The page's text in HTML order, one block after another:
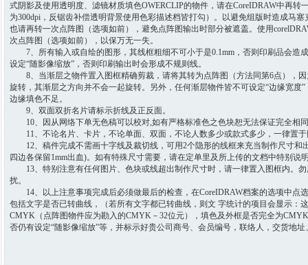
式阴影及使用透明度、滤镜材质填色OWERCLIP的物件，请在CoreIDRAW中再
为300dpi，反锯齿补偿透明背景使用色彩描述档皆打勾）。以避免组版时造成马
也请再转一次点阵图（选项如前），避免点阵图输出时部分被遮盖。使用
次点阵图（选项如前），以保万无一失。
7、所有输入或自绘的图形，其线框粗细不可小于是0.1mm，否则印刷品会造
设定“随影像缩放”，否则印刷输出时会形成不规则线。
8、当渐层之物件置入图框精确剪裁，请将其转为点阵图（方法同第6点），因
旋转，其渐层之方向并不会一起旋转。另外，任何渐层物件皆不可设定“边缘宽度
边缘填色不足。
9、双面双折名片请标示折线及正反面。
10、因从网络下单无色稿可以校对,如有严格标准色之色块恕无法保证完全相
11、不论名片、卡片，不论单面、双面，不论人数多少或款式多少，一律置于
12、稿件完成不需画十字线及裁切线，可用2个隐形的线框来充当制作尺寸和出
四边各保留1mm出血)。如有特殊尺寸需要，请在定单里及所上传的文档中特别说
13、特别注意有任何图片、色块或线超出制作尺寸时，请一律置入图框内。勿
扰。
14、以上注意事项完成后必须做最后的检查，在CoreIDRAW档案的选项中点
包括文字是否已转曲线，（若所有文字都已转曲线，则文 字统计的项目会显示：
CMYK（点阵图物件应为勘入的CMYK－32位元），填色及外框是否完全为
否仍有设定“随影像缩放”等，并标示好贵公司商号、会员编号，联络人，交货地